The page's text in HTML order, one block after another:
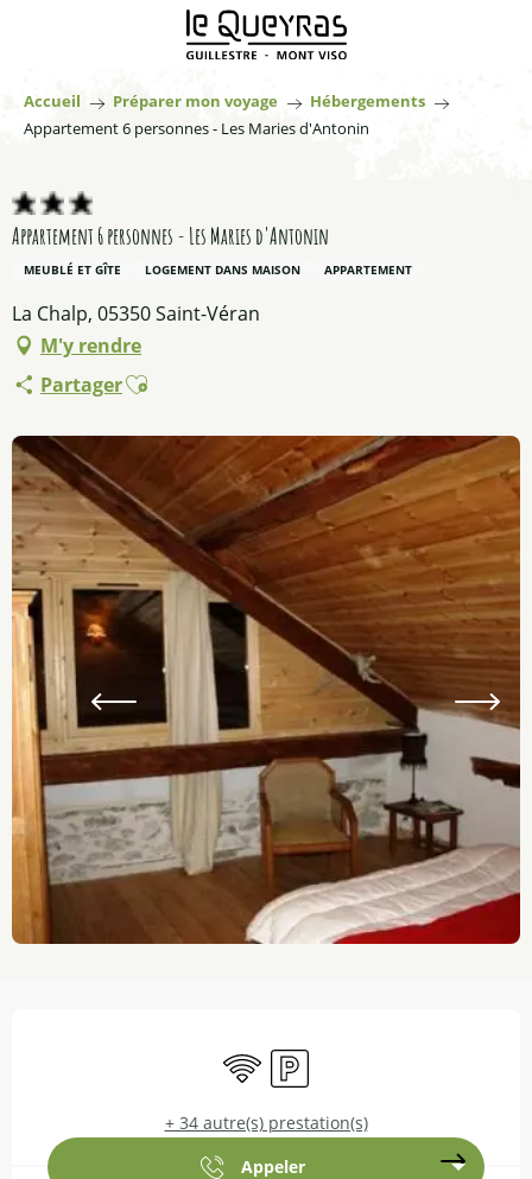
principal
Accueil Préparer mon voyage
Hébergements
Appartement 6 personnes - Les Maries d'Antonin
Appartement 6 personnes - Les Maries d'Antonin
MEUBLÉ ET GÎTE LOGEMENT DANS MAISON APPARTEMENT
La Chalp, 05350 Saint-Véran
M'y rendre
PartagerAjouter aux favoris
WiFi Parking
+ 34 autre(s) prestation(s)
Appeler